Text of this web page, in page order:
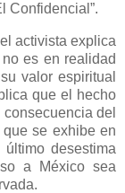
Confidencial”.
activista explica
es en realidad
valor espiritual
que el hecho
del
se exhibe en
desestima
a México sea